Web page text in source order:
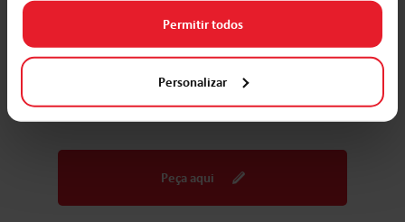
Permitir todos
Personalizar
Entre em contato com nossos elfos hoje, para
aprender mais sobre os serviços festivos
Peça aqui